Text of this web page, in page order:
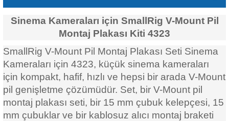
Sinema Kameraları için SmallRig V-Mount Pil
Montaj Plakası Kiti 4323
SmallRig V-Mount Pil Montaj Plakası Seti Sinema
Kameraları için 4323, küçük sinema kameraları
için kompakt, hafif, hızlı ve hepsi bir arada V-Mount
pil genişletme çözümüdür. Set, bir V-Mount pil
montaj plakası seti, bir 15 mm çubuk kelepçesi, 15
mm çubuklar ve bir kablosuz alıcı montaj braketi